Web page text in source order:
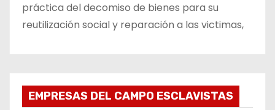
práctica del decomiso de bienes para su
reutilización social y reparación a las victimas,
EMPRESAS DEL CAMPO ESCLAVISTAS